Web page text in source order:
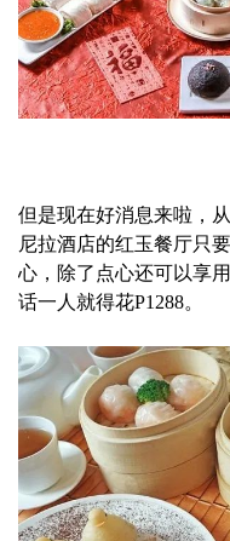
但是现在好消息来啦，
尼拉酒店的红玉餐厅只
心，除了点心还可以享
话一人就得花P1288。